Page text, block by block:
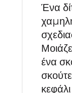
Ένα
ένα